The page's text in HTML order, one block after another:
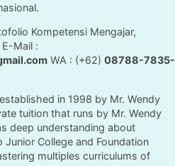
Kompetensi Mengajar,
Mail :
WA : (+62) 08788-7835-
in 1998 by Mr. Wendy
tuition that runs by Mr. Wendy
deep understanding about
College and Foundation
multiples curriculums of